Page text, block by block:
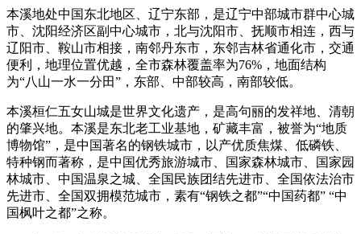
本溪地处中国东北地区、辽宁东部，是辽宁中部城市群中心城
市、沈阳经济区副中心城市，北与沈阳市、抚顺市相连，西与
辽阳市、鞍山市相接，南邻丹东市，东邻吉林省通化市，交通
便利，地理位置优越，全市森林覆盖率为76%，地面结构
为“八山一水一分田”，东部、中部较高，南部较低。
本溪桓仁五女山城是世界文化遗产，是高句丽的发祥地、清朝
的肇兴地。本溪是东北老工业基地，矿藏丰富，被誉为“地质
博物馆”，是中国著名的钢铁城市，以产优质焦煤、低磷铁、
特种钢而著称，是中国优秀旅游城市、国家森林城市、国家园
林城市、中国温泉之城、全国民族团结先进市、全国依法治市
先进市、全国双拥模范城市，素有“钢铁之都”“中国药都” “中
国枫叶之都”之称。